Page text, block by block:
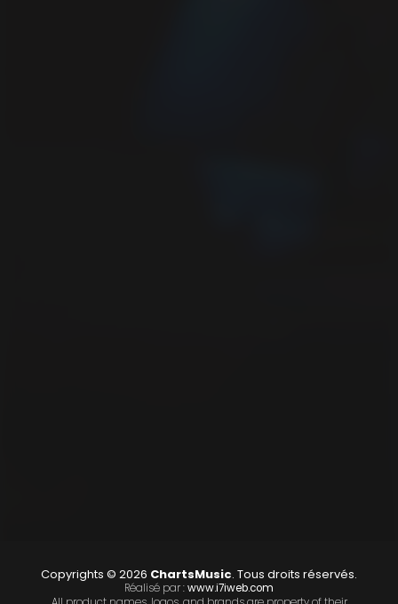
Copyrights © 2026 ChartsMusic. Tous droits réservés.
Réalisé par :www.i7iweb.com